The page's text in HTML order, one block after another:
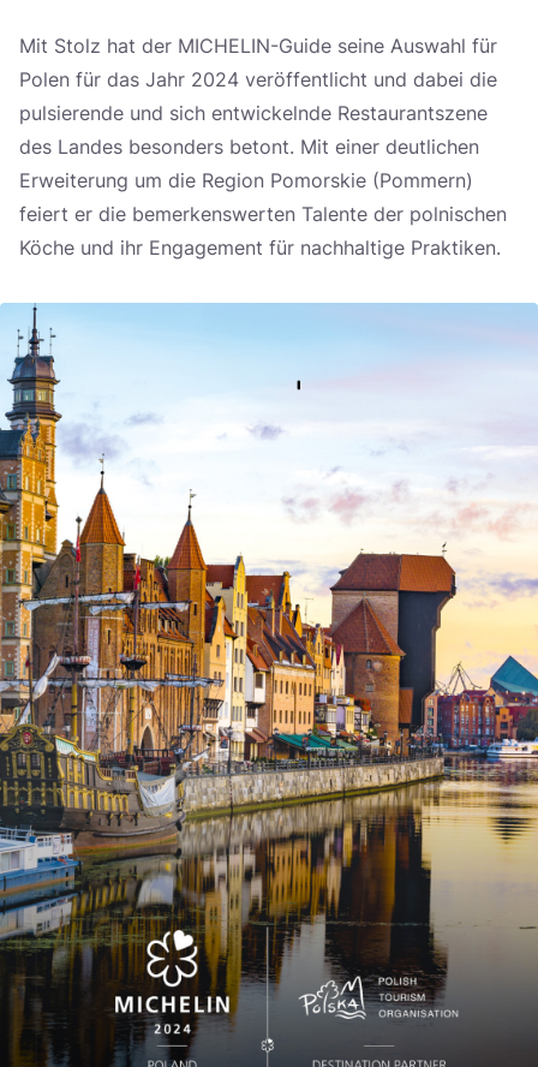
Mit Stolz hat der MICHELIN-Guide seine Auswahl für
Polen für das Jahr 2024 veröffentlicht und dabei die
pulsierende und sich entwickelnde Restaurantszene
des Landes besonders betont. Mit einer deutlichen
Erweiterung um die Region Pomorskie (Pommern)
feiert er die bemerkenswerten Talente der polnischen
Köche und ihr Engagement für nachhaltige Praktiken.